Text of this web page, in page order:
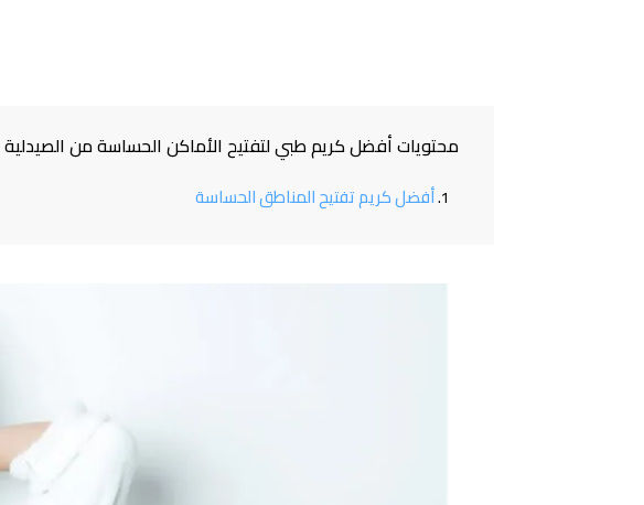
محتويات أفضل كريم طبي لتفتيح الأماكن الحساسة من الصيدلية
أفضل كريم تفتيح المناطق الحساسة